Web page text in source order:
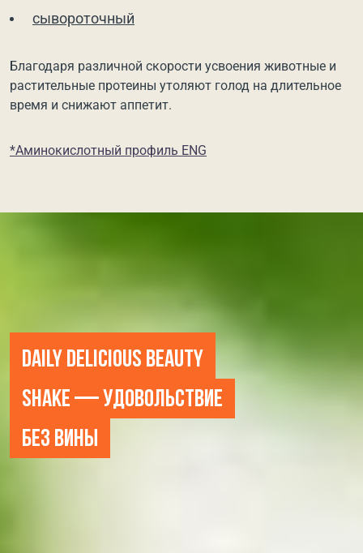
сывороточный
Благодаря различной скорости усвоения животные и
растительные протеины утоляют голод на длительное
время и снижают аппетит.
*Аминокислотный профиль ENG
DAILY DELICIOUS BEAUTY
SHAKE — УДОВОЛЬСТВИЕ
БЕЗ ВИНЫ